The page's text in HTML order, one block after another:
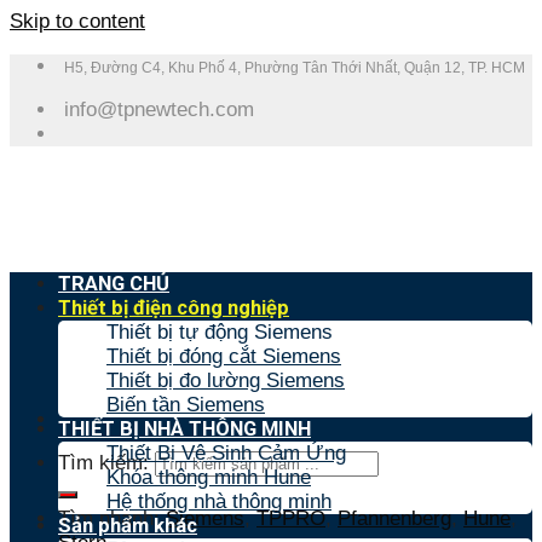
Skip to content
H5, Đường C4, Khu Phố 4, Phường Tân Thới Nhất, Quận 12, TP. HCM
info@tpnewtech.com
Tìm kiếm:
Tìm nhanh:Siemens,TPPRO,Pfannenberg,Hune,
TRANG CHỦ
Thiết bị điện công nghiệp
Thiết bị tự động Siemens
Thiết bị đóng cắt Siemens
Thiết bị đo lường Siemens
Biến tần Siemens
THIẾT BỊ NHÀ THÔNG MINH
Thiết Bị Vệ Sinh Cảm Ứng
Khóa thông minh Hune
Hệ thống nhà thông minh
Sản phẩm khác